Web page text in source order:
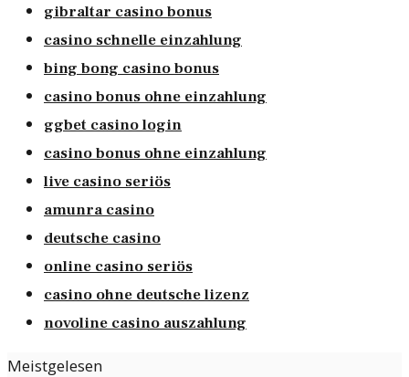
gibraltar casino bonus
casino schnelle einzahlung
bing bong casino bonus
casino bonus ohne einzahlung
ggbet casino login
casino bonus ohne einzahlung
live casino seriös
amunra casino
deutsche casino
online casino seriös
casino ohne deutsche lizenz
novoline casino auszahlung
Meistgelesen